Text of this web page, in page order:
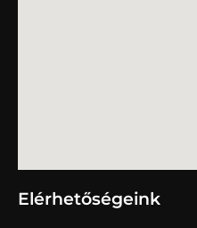
Elérhetőségeink